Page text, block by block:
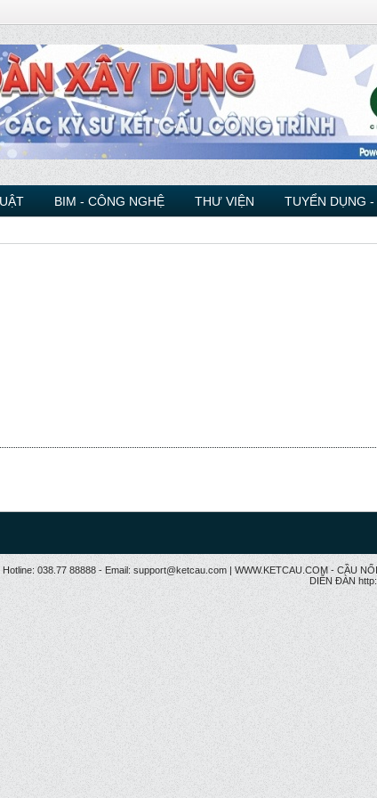
BIM - CÔNG NGHỆ THƯ VIỆN TUYỂN DỤNG
Hotline: 038.77 88888 - Email: support@ketcau.com | WWW.KETCAU.COM - CẦU
DIỄN ĐÀN